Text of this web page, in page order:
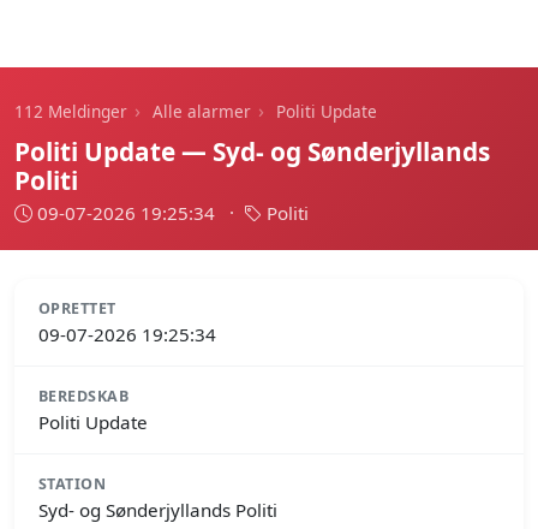
112 Meldinger › Alle alarmer › Politi Update
Politi Update — Syd- og Sønderjyllands
Politi
09-07-2026 19:25:34 · Politi
OPRETTET
09-07-2026 19:25:34
BEREDSKAB
Politi Update
STATION
Syd- og Sønderjyllands Politi